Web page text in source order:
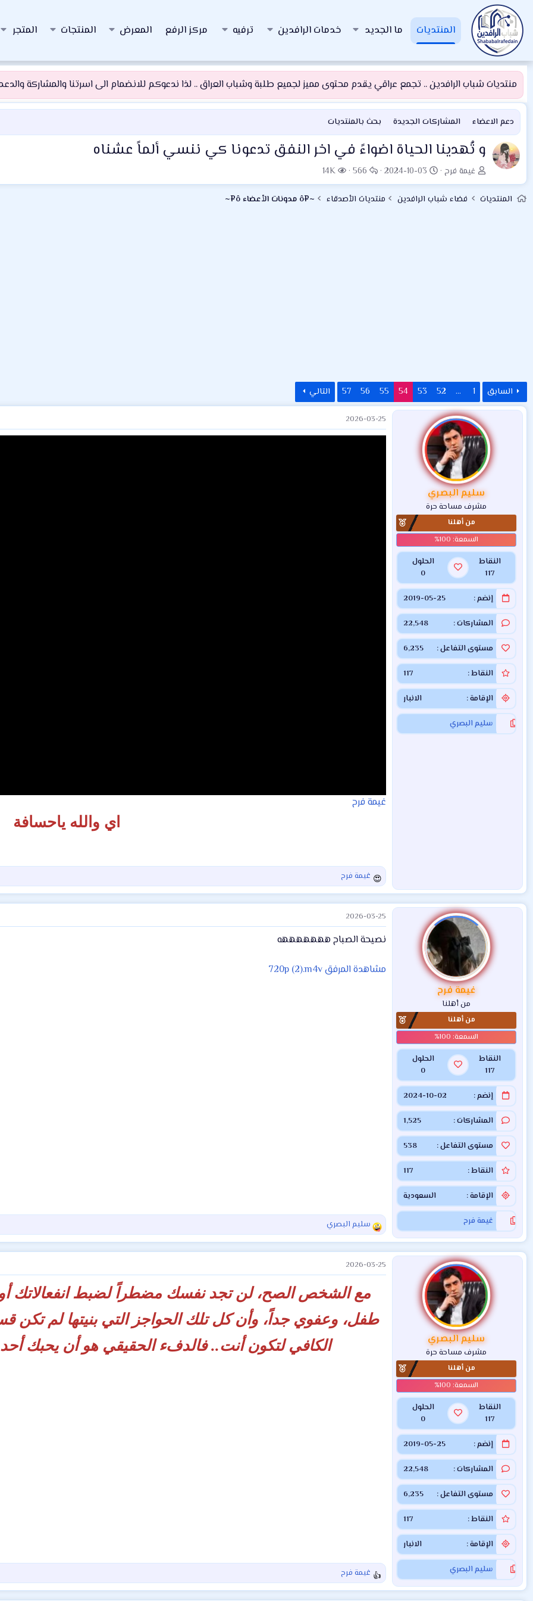
المنتديات ما الجديد خدمات الرافدين ترفيه مركز الرفع المعرض المنتجات المتجر
منتديات شباب الرافدين .. تجمع عراقي يقدم محتوى مميز لجميع طلبة وشباب العراق .. لذا ندعوكم للانضمام الى اسرتنا والمشاركة
دعم الاعضاء المشاركات الجديدة بحث بالمنتديات
و تُهدينا الحياة اضواءً في اخر النفق تدعونا كي ننسي ألماً عشناه
ب
ا
د
غيمة فرح
ت
ا
2024-10-03
ا
ل
ر
566
ا
ل
م
14K
المنتديات فضاء شباب الرافدين منتديات الأصدقاء ~¤ô مدونات الأعضاء ô¤~
السابق 1
…
52
53
54
55
56
57 التالي
سليم البصري
مشرف مساحة حرة
من أهلنا
النقاط
117
الحلول
0
إنضم 2019-05-25
المشاركات 22,548
مستوى التفاعل 6,235
النقاط 117
الإقامة الانبار
سليم البصري
2026-03-25
غيمة فرح
اي والله ياحسافة
ا
ل
ت
ف
ا
ع
ا
غيمة فرح
غيمة فرح
من أهلنا
من أهلنا
النقاط
117
الحلول
0
إنضم 2024-10-02
المشاركات 1,525
مستوى التفاعل 538
النقاط 117
الإقامة السعودية
غيمة فرح
2026-03-25
نصيحة الصباح هههههههه
مشاهدة المرفق 720p (2).m4v
ا
ل
ت
ف
ا
ت
سليم البصري
سليم البصري
مشرف مساحة حرة
من أهلنا
النقاط
117
الحلول
0
إنضم 2019-05-25
المشاركات 22,548
مستوى التفاعل 6,235
النقاط 117
الإقامة الانبار
سليم البصري
2026-03-25
مع الشخص الصح، لن تجد نفسك مضطراً لضبط انفعالاتك
طفل، وعفوي جداً، وأن كل تلك الحواجز التي بنيتها لم تكن
الكافي لتكون أنت.. فالدفء الحقيقي هو أن يحبك
ا
ل
غيمة فرح